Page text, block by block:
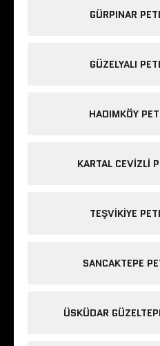
GÜRPINAR
GÜZELYALI
HADIMKÖY
KARTAL CEVIZLI
TEŞVIKIYE
SANCAKTEPE
ÜSKÜDAR